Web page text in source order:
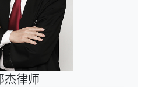
杰律师